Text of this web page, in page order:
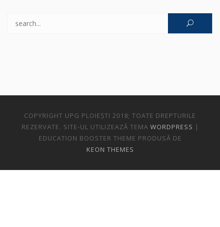
COPYRIGHT UPG PLOIEȘTI 2018; TOATE DREPTURILE
REZERVATE. SITE-UL UTILIZEAZĂ TEMA WORDPRESS |
EDUCATION BOOSTER THEME PRODUSĂ DE
KEON THEMES